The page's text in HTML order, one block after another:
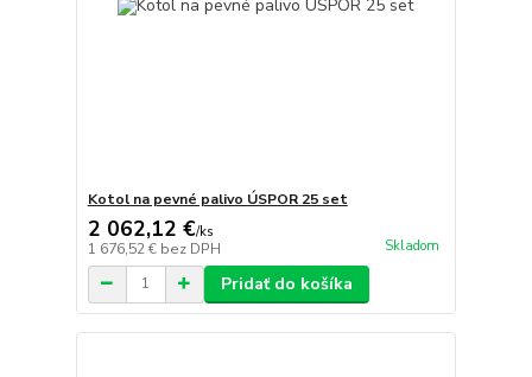
Kotol na pevné palivo ÚSPOR 25 set
2 062,12 €/ks
1 676,52 € bez DPH Skladom
Pridať do košíka